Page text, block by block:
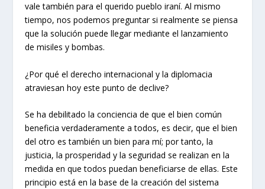
vale también para el querido pueblo iraní. Al mismo
tiempo, nos podemos preguntar si realmente se piensa
que la solución puede llegar mediante el lanzamiento
de misiles y bombas.
¿Por qué el derecho internacional y la diplomacia
atraviesan hoy este punto de declive?
Se ha debilitado la conciencia de que el bien común
beneficia verdaderamente a todos, es decir, que el bien
del otro es también un bien para mí; por tanto, la
justicia, la prosperidad y la seguridad se realizan en la
medida en que todos puedan beneficiarse de ellas. Este
principio está en la base de la creación del sistema